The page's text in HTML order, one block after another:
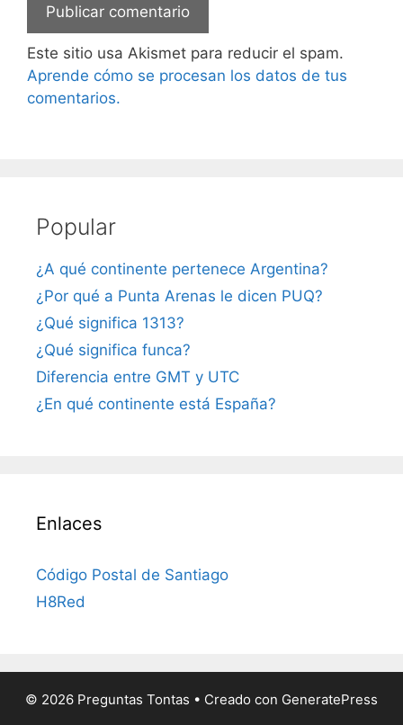
Este sitio usa Akismet para reducir el spam.
Aprende cómo se procesan los datos de tus
comentarios.
Popular
¿A qué continente pertenece Argentina?
¿Por qué a Punta Arenas le dicen PUQ?
¿Qué significa 1313?
¿Qué significa funca?
Diferencia entre GMT y UTC
¿En qué continente está España?
Enlaces
Código Postal de Santiago
H8Red
© 2026 Preguntas Tontas • Creado con GeneratePress